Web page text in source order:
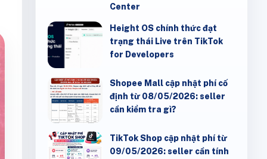
Center
Height OS chính thức đạt
trạng thái Live trên TikTok
for Developers
Shopee Mall cập nhật phí cố
định từ 08/05/2026: seller
cần kiểm tra gì?
TikTok Shop cập nhật phí từ
09/05/2026: seller cần tính